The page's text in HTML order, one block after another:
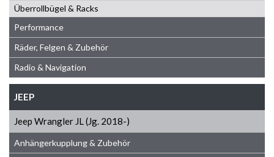
Überrollbügel & Racks
Performance
Räder, Felgen & Zubehör
Radio & Navigation
JEEP
Jeep Wrangler JL (Jg. 2018-)
Anhängerkupplung & Zubehör